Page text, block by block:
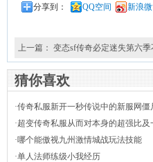
分享到： QQ空间 新浪
上一篇： 变态sf传奇必定迷失第六
猜你喜欢
·传奇私服新开一秒传说中的新服网僵
也是一个高级精英
·超变传奇私服从而对本身的超强比及
层次的洗练
·哪个能傲视九州激情城战玩法技能
·单人法师练级小我经历